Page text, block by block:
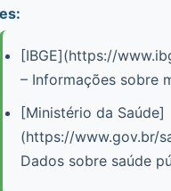
[IBGE](https://
– Informações sobre
[Ministério da Saúde]
(https://www.gov.br/
Dados sobre saúde